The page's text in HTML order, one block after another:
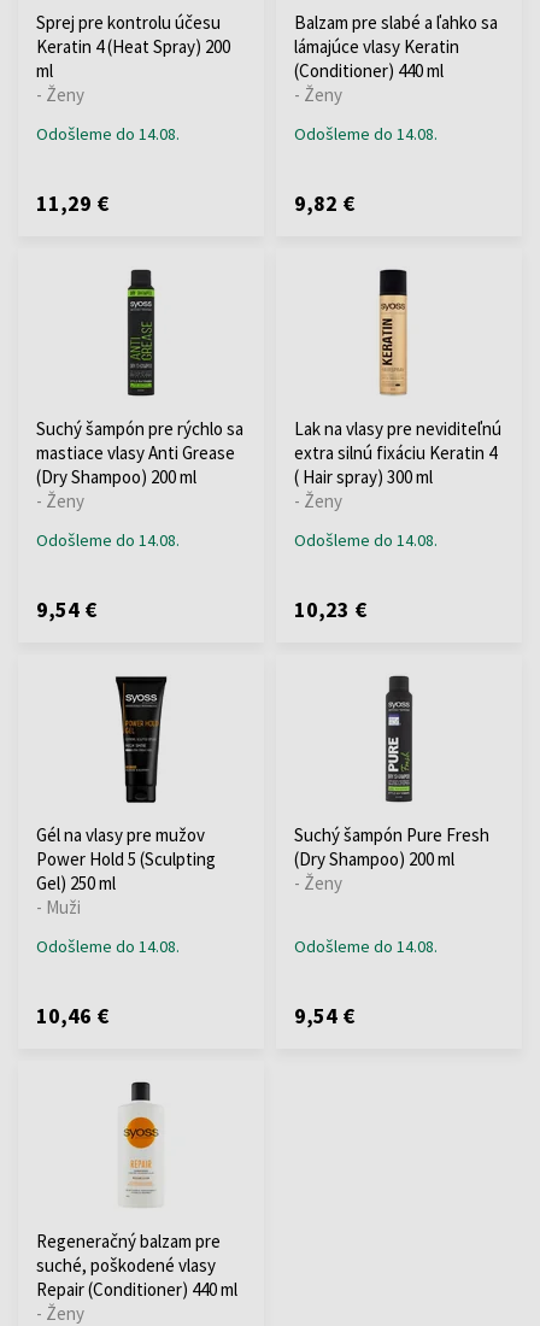
Sprej pre kontrolu účesu
Keratin 4 (Heat Spray) 200
ml
- Ženy
Odošleme do 14.08.
11,29 €
Balzam pre slabé a ľahko sa
lámajúce vlasy Keratin
(Conditioner) 440 ml
- Ženy
Odošleme do 14.08.
9,82 €
Suchý šampón pre rýchlo sa
mastiace vlasy Anti Grease
(Dry Shampoo) 200 ml
- Ženy
Odošleme do 14.08.
9,54 €
Lak na vlasy pre neviditeľnú
extra silnú fixáciu Keratin 4
( Hair spray) 300 ml
- Ženy
Odošleme do 14.08.
10,23 €
Gél na vlasy pre mužov
Power Hold 5 (Sculpting
Gel) 250 ml
- Muži
Odošleme do 14.08.
10,46 €
Suchý šampón Pure Fresh
(Dry Shampoo) 200 ml
- Ženy
Odošleme do 14.08.
9,54 €
Regeneračný balzam pre
suché, poškodené vlasy
Repair (Conditioner) 440 ml
- Ženy